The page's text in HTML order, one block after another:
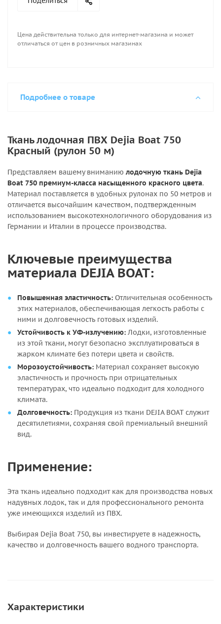
Цена действительна только для интернет-магазина и может
отличаться от цен в розничных магазинах
Подробнее о товаре
Ткань лодочная ПВХ Dejia Boat 750
Красный (рулон 50 м)
Представляем вашему вниманию лодочную ткань Dejia
Boat 750 премиум-класса насыщенного красного цвета.
Материал поставляется в удобных рулонах по 50 метров и
отличается высочайшим качеством, подтвержденным
использованием высокотехнологичного оборудования из
Германии и Италии в процессе производства.
Ключевые преимущества
материала DEJIA BOAT:
Повышенная эластичность: Отличительная особенность
этих материалов, обеспечивающая легкость работы с
ними и долговечность готовых изделий.
Устойчивость к УФ-излучению: Лодки, изготовленные
из этой ткани, могут безопасно эксплуатироваться в
жарком климате без потери цвета и свойств.
Морозоустойчивость: Материал сохраняет высокую
эластичность и прочность при отрицательных
температурах, что идеально подходит для холодного
климата.
Долговечность: Продукция из ткани DEJIA BOAT служит
десятилетиями, сохраняя свой премиальный внешний
вид.
Применение:
Эта ткань идеально подходит как для производства новых
надувных лодок, так и для профессионального ремонта
уже имеющихся изделий из ПВХ.
Выбирая Dejia Boat 750, вы инвестируете в надежность,
качество и долговечность вашего водного транспорта.
Характеристики